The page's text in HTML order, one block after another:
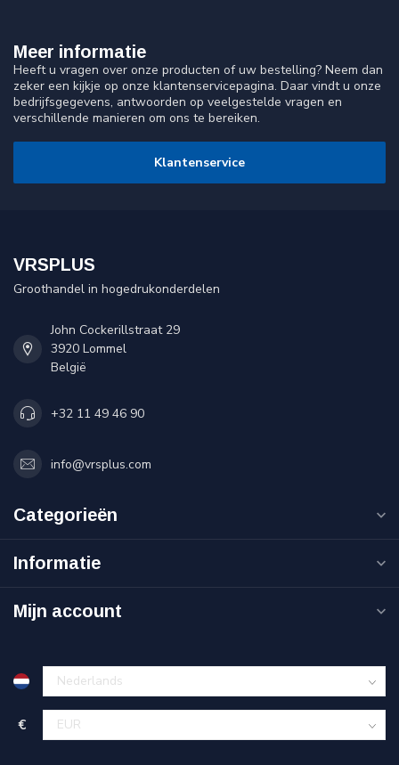
Meer informatie
Heeft u vragen over onze producten of uw bestelling? Neem dan
zeker een kijkje op onze klantenservicepagina. Daar vindt u onze
bedrijfsgegevens, antwoorden op veelgestelde vragen en
verschillende manieren om ons te bereiken.
Klantenservice
VRSPLUS
Groothandel in hogedrukonderdelen
John Cockerillstraat 29
3920 Lommel
België
+32 11 49 46 90
info@vrsplus.com
Categorieën
Informatie
Mijn account
€